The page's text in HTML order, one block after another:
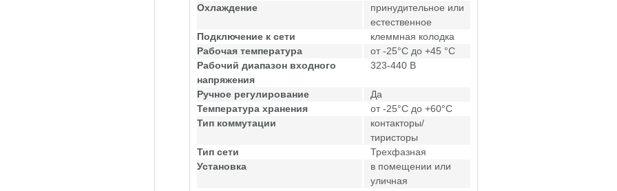
Охлаждение
принудительное или
естественное
Подключение к сети
клеммная колодка
Рабочая температура
от -25°C до +45 °C
Рабочий диапазон входного
напряжения
323-440 В
Ручное регулирование
Да
Температура хранения
от -25°C до +60°C
Тип коммутации
контакторы/
тиристоры
Тип сети
Трехфазная
Установка
в помещении или
уличная